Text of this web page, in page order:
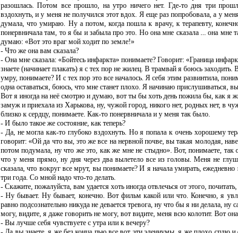
разошлась. Потом все прошло, на утро ничего нет. Где-то дня три
вздохнуть, и у меня не получился этот вдох. Я еще раз попробовала, а у
думала, что умираю. Ну а потом, когда пошла к врачу, к терапевту,
понервничала там, то я бы и забыла про это. Но она мне сказала ... она мне
думаю: «Вот это враг мой ходит по земле!»
- Что же она вам сказала?
- Она мне сказала: «Бойтесь инфаркта» понимаете? Говорит: «Граница
знаете (начинает плакать) я с тех пор не жилец. В трамвай я боюсь
умру, понимаете? И с тех пор это все началось. Я себя этим раз­винтила,
одна оста­вать­ся, боюсь, что мне станет плохо. Я начинаю прислушиваться,
Вот я иногда на неё смотрю и думаю, вот ты бы хоть день пожила бы, как
замуж и приехала из Харькова, ну, чужой город, никого нет, родных нет, в
близко к сердцу, понимаете. Как-то понервничала и у меня так было.
- И было такое же состояние, как теперь?
- Да, не могла как-то глубоко вздохнуть. Но я попала к очень хорошему
говорит: «Ой да что вы, это же все на нервной почве, вы такая молодая,
потом подумала, ну что же это, как же мне не стыдно». Вот, понимаете, так
что у меня прямо, ну дня через два вылетело все из головы. Меня не
сказала, что вокруг все мрут, вы понимаете? И я начала умирать,
три года. Со мной надо что-то делать.
- Скажите, пожалуйста, вам удается хоть иногда отвлечься от этого,
- Ну бывает. Ну бывает, конечно. Вот фильм какой или что. Конечно, я
равно подсознательно никуда не девается тревога, ну что бы я ни делала, ну
могу, видите, я даже говорить не могу, вот видите, меня всю колотит. Вот
- Вы лучше себя чувствуете с утра или к вечеру?